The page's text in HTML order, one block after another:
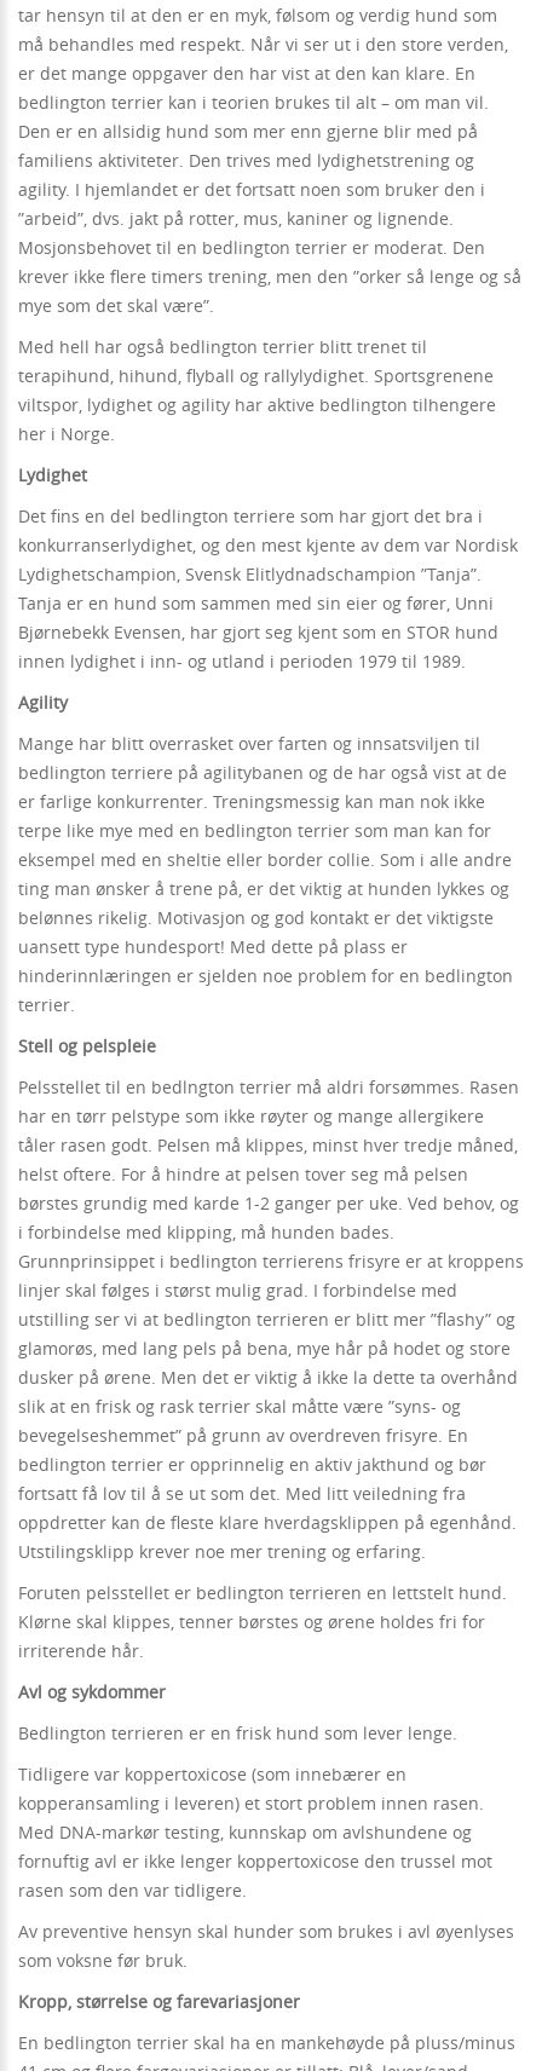
tar hensyn til at den er en myk, følsom og verdig hund som
må behandles med respekt. Når vi ser ut i den store verden,
er det mange oppgaver den har vist at den kan klare. En
bedlington terrier kan i teorien brukes til alt – om man vil.
Den er en allsidig hund som mer enn gjerne blir med på
familiens aktiviteter. Den trives med lydighetstrening og
agility. I hjemlandet er det fortsatt noen som bruker den i
”arbeid”, dvs. jakt på rotter, mus, kaniner og lignende.
Mosjonsbehovet til en bedlington terrier er moderat. Den
krever ikke flere timers trening, men den ”orker så lenge og så
mye som det skal være”.
Med hell har også bedlington terrier blitt trenet til
terapihund, hihund, flyball og rallylydighet. Sportsgrenene
viltspor, lydighet og agility har aktive bedlington tilhengere
her i Norge.
Lydighet
Det fins en del bedlington terriere som har gjort det bra i
konkurranserlydighet, og den mest kjente av dem var Nordisk
Lydighetschampion, Svensk Elitlydnadschampion ”Tanja”.
Tanja er en hund som sammen med sin eier og fører, Unni
Bjørnebekk Evensen, har gjort seg kjent som en STOR hund
innen lydighet i inn- og utland i perioden 1979 til 1989.
Agility
Mange har blitt overrasket over farten og innsatsviljen til
bedlington terriere på agilitybanen og de har også vist at de
er farlige konkurrenter. Treningsmessig kan man nok ikke
terpe like mye med en bedlington terrier som man kan for
eksempel med en sheltie eller border collie. Som i alle andre
ting man ønsker å trene på, er det viktig at hunden lykkes og
belønnes rikelig. Motivasjon og god kontakt er det viktigste
uansett type hundesport! Med dette på plass er
hinderinnlæringen er sjelden noe problem for en bedlington
terrier.
Stell og pelspleie
Pelsstellet til en bedlngton terrier må aldri forsømmes. Rasen
har en tørr pelstype som ikke røyter og mange allergikere
tåler rasen godt. Pelsen må klippes, minst hver tredje måned,
helst oftere. For å hindre at pelsen tover seg må pelsen
børstes grundig med karde 1-2 ganger per uke. Ved behov, og
i forbindelse med klipping, må hunden bades.
Grunnprinsippet i bedlington terrierens frisyre er at kroppens
linjer skal følges i størst mulig grad. I forbindelse med
utstilling ser vi at bedlington terrieren er blitt mer ”flashy” og
glamorøs, med lang pels på bena, mye hår på hodet og store
dusker på ørene. Men det er viktig å ikke la dette ta overhånd
slik at en frisk og rask terrier skal måtte være ”syns- og
bevegelseshemmet” på grunn av overdreven frisyre. En
bedlington terrier er opprinnelig en aktiv jakthund og bør
fortsatt få lov til å se ut som det. Med litt veiledning fra
oppdretter kan de fleste klare hverdagsklippen på egenhånd.
Utstilingsklipp krever noe mer trening og erfaring.
Foruten pelsstellet er bedlington terrieren en lettstelt hund.
Klørne skal klippes, tenner børstes og ørene holdes fri for
irriterende hår.
Avl og sykdommer
Bedlington terrieren er en frisk hund som lever lenge.
Tidligere var koppertoxicose (som innebærer en
kopperansamling i leveren) et stort problem innen rasen.
Med DNA-markør testing, kunnskap om avlshundene og
fornuftig avl er ikke lenger koppertoxicose den trussel mot
rasen som den var tidligere.
Av preventive hensyn skal hunder som brukes i avl øyenlyses
som voksne før bruk.
Kropp, størrelse og farevariasjoner
En bedlington terrier skal ha en mankehøyde på pluss/minus